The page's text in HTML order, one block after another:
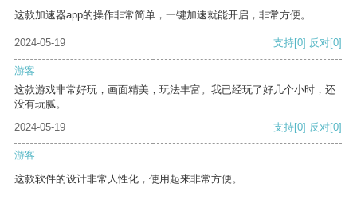
这款加速器app的操作非常简单，一键加速就能开启，非常方便。
2024-05-19 支持[0] 反对[0]
游客
这款游戏非常好玩，画面精美，玩法丰富。我已经玩了好几个小时，还
没有玩腻。
2024-05-19
支持[0] 反对[0]
游客
这款软件的设计非常人性化，使用起来非常方便。